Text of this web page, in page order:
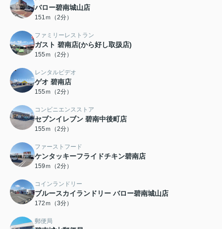
バロー碧南城山店
151ｍ（2分）
ファミリーレストラン
ガスト 碧南店(から好し取扱店)
155ｍ（2分）
レンタルビデオ
ゲオ 碧南店
155ｍ（2分）
コンビニエンスストア
セブンイレブン 碧南中後町店
155ｍ（2分）
ファーストフード
ケンタッキーフライドチキン碧南店
159ｍ（2分）
コインランドリー
ブルースカイランドリー バロー碧南城山店
172ｍ（3分）
郵便局